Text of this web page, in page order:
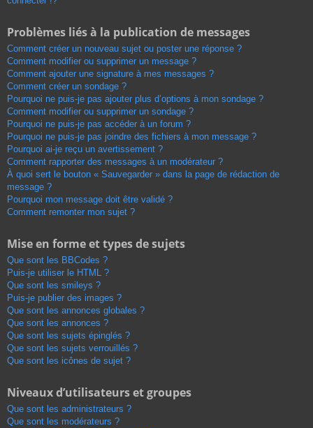
Problèmes liés à la publication de messages
Comment créer un nouveau sujet ou poster une réponse ?
Comment modifier ou supprimer un message ?
Comment ajouter une signature à mes messages ?
Comment créer un sondage ?
Pourquoi ne puis-je pas ajouter plus d’options à mon sondage ?
Comment modifier ou supprimer un sondage ?
Pourquoi ne puis-je pas accéder à un forum ?
Pourquoi ne puis-je pas joindre des fichiers à mon message ?
Pourquoi ai-je reçu un avertissement ?
Comment rapporter des messages à un modérateur ?
À quoi sert le bouton « Sauvegarder » dans la page de rédaction de
message ?
Pourquoi mon message doit être validé ?
Comment remonter mon sujet ?
Mise en forme et types de sujets
Que sont les BBCodes ?
Puis-je utiliser le HTML ?
Que sont les smileys ?
Puis-je publier des images ?
Que sont les annonces globales ?
Que sont les annonces ?
Que sont les sujets épinglés ?
Que sont les sujets verrouillés ?
Que sont les icônes de sujet ?
Niveaux d’utilisateurs et groupes
Que sont les administrateurs ?
Que sont les modérateurs ?